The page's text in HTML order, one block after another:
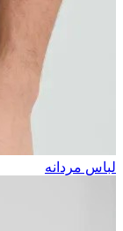
لباس مردانه